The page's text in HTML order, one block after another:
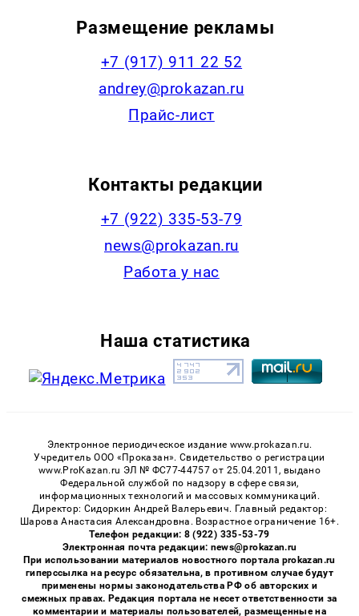
Размещение рекламы
+7 (917) 911 22 52
andrey@prokazan.ru
Прайс-лист
Контакты редакции
+7 (922) 335-53-79
news@prokazan.ru
Работа у нас
Наша статистика
Электронное периодическое издание www.prokazan.ru.
Учредитель ООО «Проказан». Cвидетельство о регистрации
www.ProKazan.ru ЭЛ № ФС77-44757 от 25.04.2011, выдано
Федеральной службой по надзору в сфере связи,
информационных технологий и массовых коммуникаций.
Директор: Сидоркин Андрей Валерьевич. Главный редактор:
Шарова Анастасия Александровна. Возрастное ограничение 16+.
Телефон редакции: 8 (922) 335-53-79
Электронная почта редакции: news@prokazan.ru
При использовании материалов новостного портала prokazan.ru
гиперссылка на ресурс обязательна, в противном случае будут
применены нормы законодательства РФ об авторских и
смежных правах. Редакция портала не несет ответственности за
комментарии и материалы пользователей, размещенные на